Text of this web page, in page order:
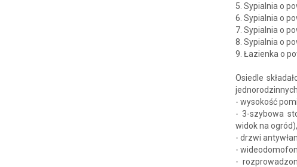
5. Sypialnia o
6. Sypialnia o
7. Sypialnia o
8. Sypialnia o
9. Łazienka o
Osiedle
- wysokość
- 3-szybowa
widok na
- drzwi
-
-